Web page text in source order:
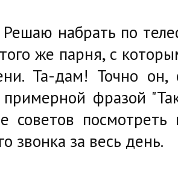
Решаю набрать по
же парня, с
Та-дам! Точно
примерной фразой
советов
звонка за весь день.